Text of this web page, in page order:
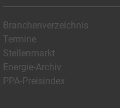
Branchenverzeichnis
Termine
Stellenmarkt
Energie-Archiv
PPA-Preisindex